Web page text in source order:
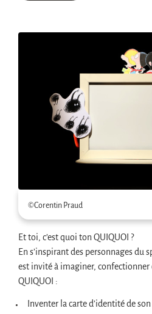
©Corentin Praud
Et toi, c’est quoi ton QUIQUOI ?
En s’inspirant des personnages du
est invité à imaginer,
QUIQUOI :
Inventer la carte d’identité de